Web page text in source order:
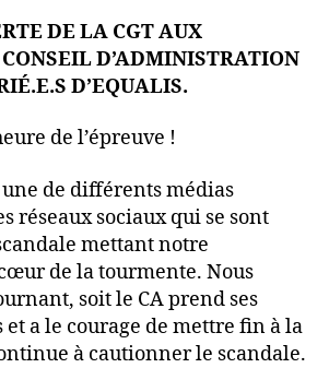
DE LA CGT AUX
D’ADMINISTRATION
D’EQUALIS.
de l’épreuve !
de différents médias
réseaux sociaux qui se sont
mettant notre
de la tourmente. Nous
soit le CA prend ses
a le courage de mettre fin à la
à cautionner le scandale.